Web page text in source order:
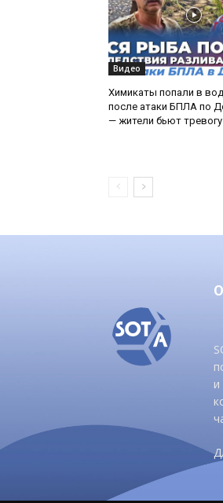
Видео
Химикаты попали в
после атаки БПЛА по
— жители бьют тревогу
и